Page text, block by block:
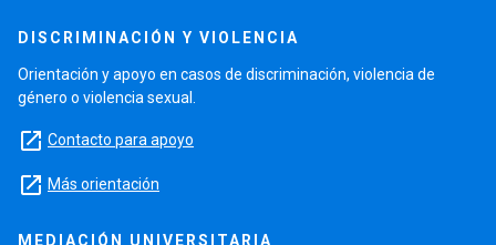
DISCRIMINACIÓN Y VIOLENCIA
Orientación y apoyo en casos de discriminación, violencia de
género o violencia sexual.
launch Contacto para apoyo
launch Más orientación
MEDIACIÓN UNIVERSITARIA